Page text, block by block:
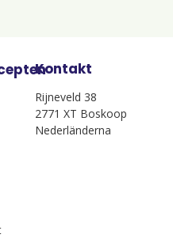
Kontakt
Rijneveld 38
2771 XT Boskoop
Nederländerna